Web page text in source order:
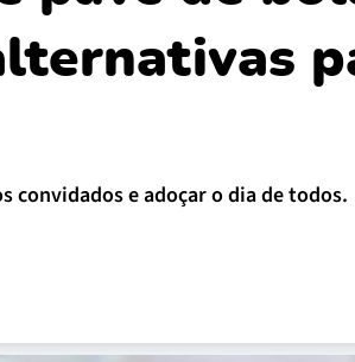
convidados e adoçar o dia de todos.